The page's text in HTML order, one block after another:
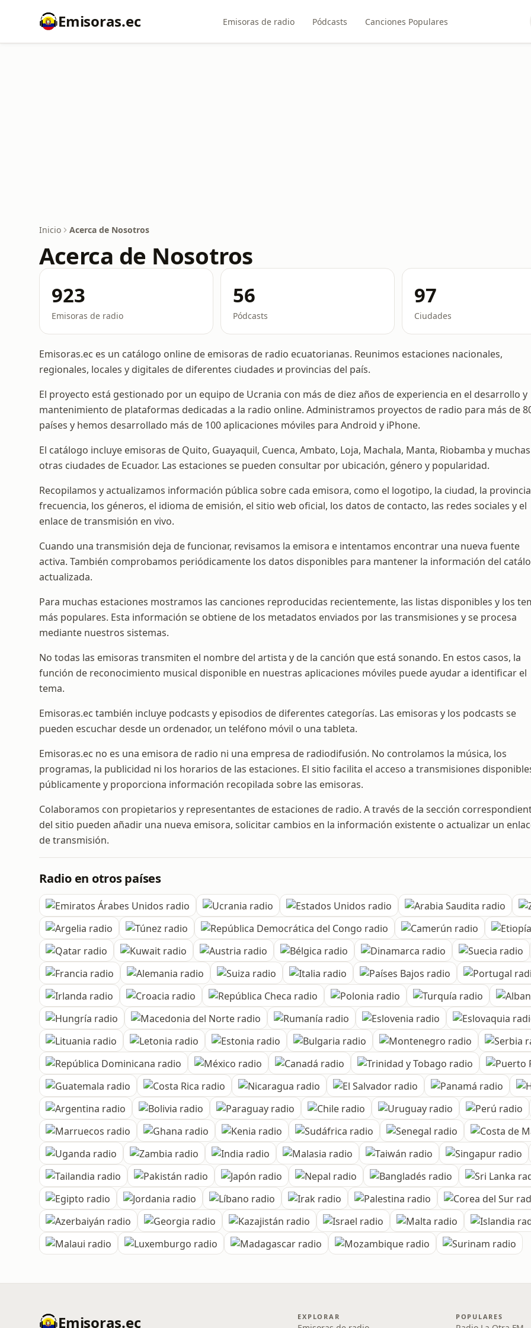
Emisoras.ec Emisoras de radio Pódcasts Canciones Populares
Inicio Acerca de Nosotros
Acerca de Nosotros
923
Emisoras de radio
56
Pódcasts
97
Ciudades
Emisoras.ec es un catálogo online de emisoras de radio ecuatorianas. Reunimos estaciones nacionales,
regionales, locales y digitales de diferentes ciudades и provincias del país.
El proyecto está gestionado por un equipo de Ucrania con más de diez años de experiencia en el desarrollo y
mantenimiento de plataformas dedicadas a la radio online. Administramos proyectos de radio para más de
países y hemos desarrollado más de 100 aplicaciones móviles para Android y iPhone.
El catálogo incluye emisoras de Quito, Guayaquil, Cuenca, Ambato, Loja, Machala, Manta, Riobamba y muchas
otras ciudades de Ecuador. Las estaciones se pueden consultar por ubicación, género y popularidad.
Recopilamos y actualizamos información pública sobre cada emisora, como el logotipo, la ciudad, la
frecuencia, los géneros, el idioma de emisión, el sitio web oficial, los datos de contacto, las redes sociales y el
enlace de transmisión en vivo.
Cuando una transmisión deja de funcionar, revisamos la emisora e intentamos encontrar una nueva fuente
activa. También comprobamos periódicamente los datos disponibles para mantener la información del
actualizada.
Para muchas estaciones mostramos las canciones reproducidas recientemente, las listas disponibles y los
más populares. Esta información se obtiene de los metadatos enviados por las transmisiones y se procesa
mediante nuestros sistemas.
No todas las emisoras transmiten el nombre del artista y de la canción que está sonando. En estos casos, la
función de reconocimiento musical disponible en nuestras aplicaciones móviles puede ayudar a identificar el
tema.
Emisoras.ec también incluye podcasts y episodios de diferentes categorías. Las emisoras y los podcasts se
pueden escuchar desde un ordenador, un teléfono móvil o una tableta.
Emisoras.ec no es una emisora de radio ni una empresa de radiodifusión. No controlamos la música, los
programas, la publicidad ni los horarios de las estaciones. El sitio facilita el acceso a transmisiones
públicamente y proporciona información recopilada sobre las emisoras.
Colaboramos con propietarios y representantes de estaciones de radio. A través de la sección
del sitio pueden añadir una nueva emisora, solicitar cambios en la información existente o actualizar un
de transmisión.
Radio en otros países
Emisoras.ec EXPLORAR POPULARES